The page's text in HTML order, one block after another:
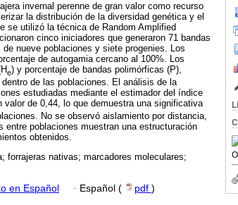
invernal perenne de gran valor como recurso
la distribución de la diversidad genética y el
se utilizó la técnica de Random Amplified
cinco iniciadores que generaron 71 bandas
nueve poblaciones y siete progenies. Los
de autogamia cercano al 100%. Los
e) y porcentaje de bandas polimórficas (P),
de las poblaciones. El análisis de la
estudiadas mediante el estimador del índice
valor de 0,44, lo que demuestra una significativa
No se observó aislamiento por distancia,
poblaciones muestran una estructuración
obtenidos.
forrajeras nativas; marcadores moleculares;
en Español · Español ( pdf )